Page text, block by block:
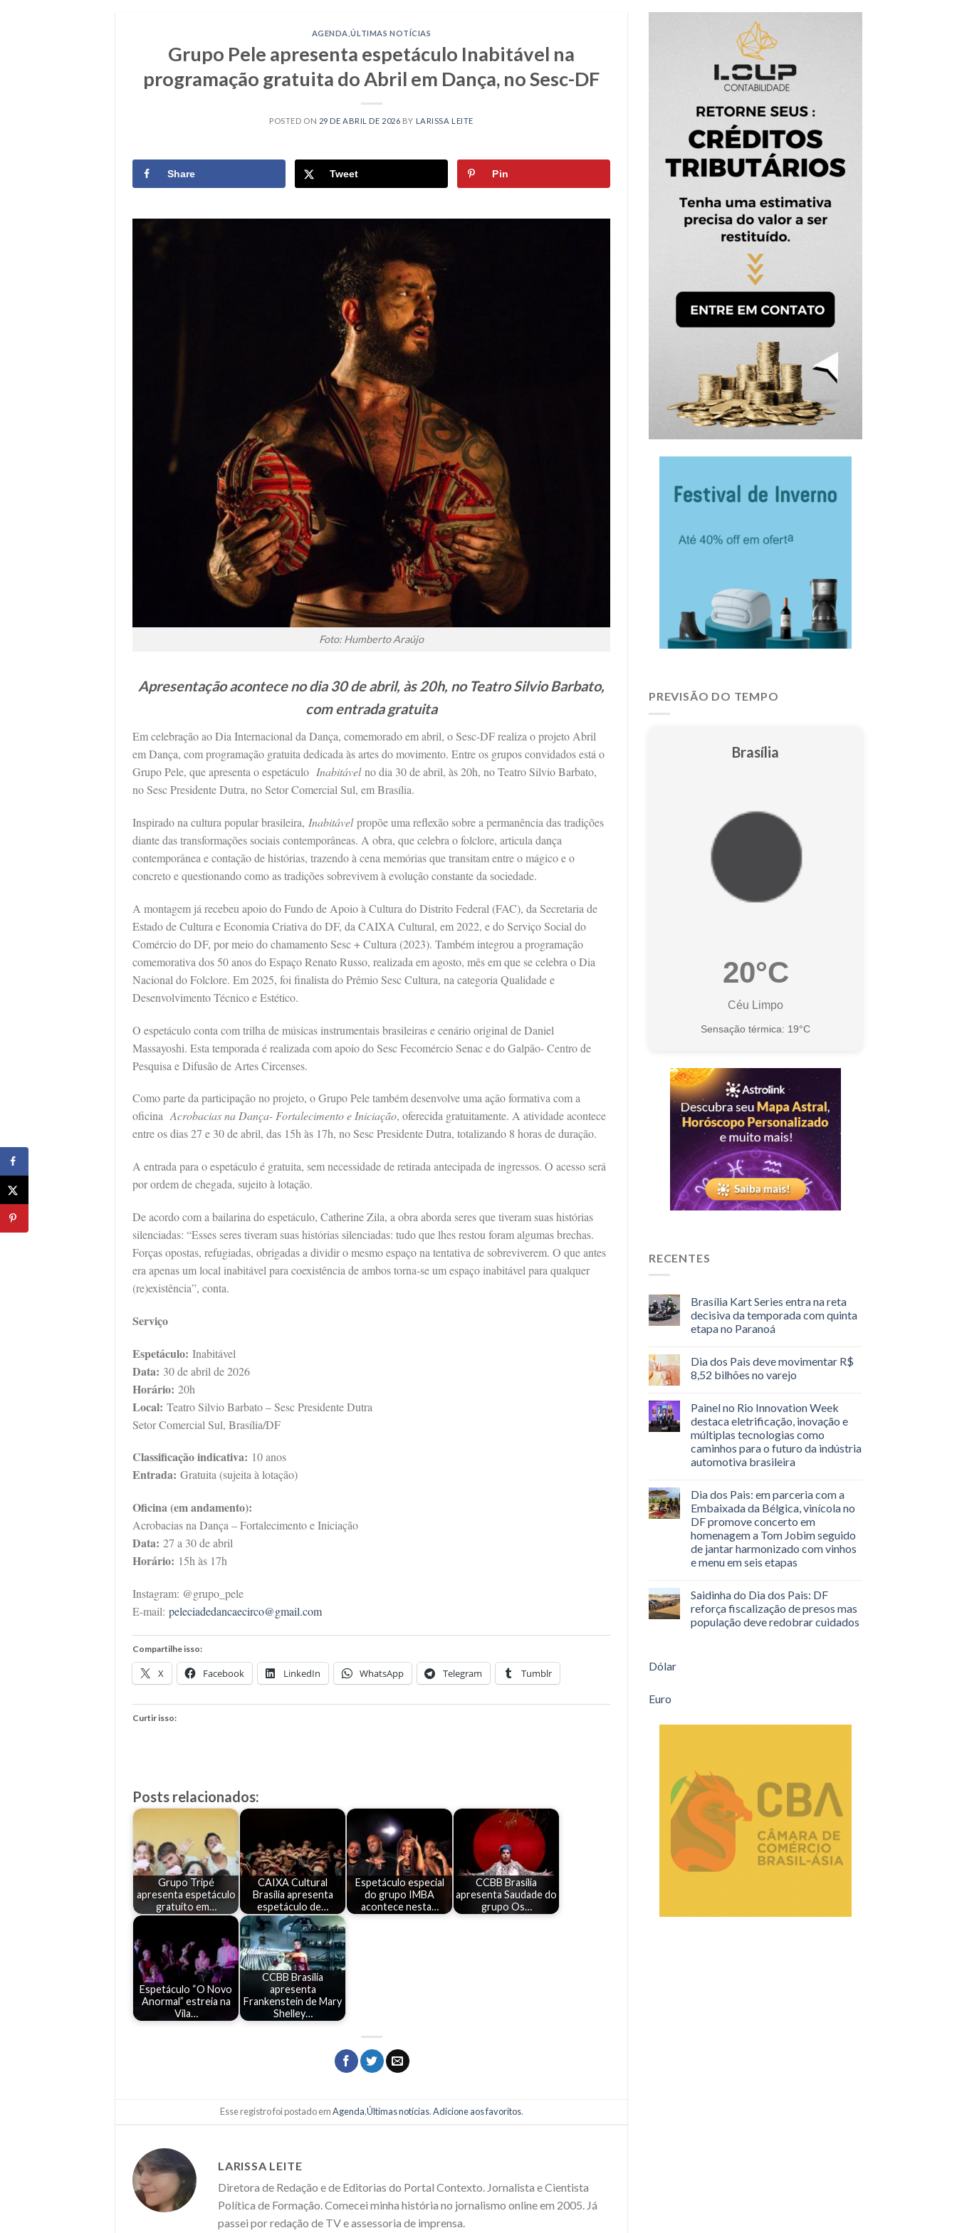
AGENDA ,ÚLTIMAS NOTÍCIAS
Grupo Pele apresenta espetáculo Inabitável na
programação gratuita do Abril em Dança, no Sesc-DF
POSTED ON 29 DE ABRIL DE 2026 BY LARISSA LEITE
Share Tweet Pin
Foto: Humberto Araújo
Apresentação acontece no dia 30 de abril, às 20h, no Teatro Silvio Barbato,
com entrada gratuita
Em celebração ao Dia Internacional da Dança, comemorado em abril, o Sesc-DF realiza o projeto Abril
em Dança, com programação gratuita dedicada às artes do movimento. Entre os grupos convidados está o
Grupo Pele, que apresenta o espetáculo Inabitávelno dia 30 de abril, às 20h, no Teatro Silvio Barbato,
no Sesc Presidente Dutra, no Setor Comercial Sul, em Brasília.
Inspirado na cultura popular brasileira, Inabitávelpropõe uma reflexão sobre a permanência das tradições
diante das transformações sociais contemporâneas. A obra, que celebra o folclore, articula dança
contemporânea e contação de histórias, trazendo à cena memórias que transitam entre o mágico e o
concreto e questionando como as tradições sobrevivem à evolução constante da sociedade.
A montagem já recebeu apoio do Fundo de Apoio à Cultura do Distrito Federal (FAC), da Secretaria de
Estado de Cultura e Economia Criativa do DF, da CAIXA Cultural, em 2022, e do Serviço Social do
Comércio do DF, por meio do chamamento Sesc + Cultura (2023). Também integrou a programação
comemorativa dos 50 anos do Espaço Renato Russo, realizada em agosto, mês em que se celebra o Dia
Nacional do Folclore. Em 2025, foi finalista do Prêmio Sesc Cultura, na categoria Qualidade e
Desenvolvimento Técnico e Estético.
O espetáculo conta com trilha de músicas instrumentais brasileiras e cenário original de Daniel
Massayoshi. Esta temporada é realizada com apoio do Sesc Fecomércio Senac e do Galpão- Centro de
Pesquisa e Difusão de Artes Circenses.
Como parte da participação no projeto, o Grupo Pele também desenvolve uma ação formativa com a
oficinaAcrobacias na Dança- Fortalecimento e Iniciação, oferecida gratuitamente. A atividade acontece
entre os dias 27 e 30 de abril, das 15h às 17h, no Sesc Presidente Dutra, totalizando 8 horas de duração.
A entrada para o espetáculo é gratuita, sem necessidade de retirada antecipada de ingressos. O acesso será
por ordem de chegada, sujeito à lotação.
De acordo com a bailarina do espetáculo, Catherine Zila, a obra aborda seres que tiveram suas histórias
silenciadas: “Esses seres tiveram suas histórias silenciadas: tudo que lhes restou foram algumas brechas.
Forças opostas, refugiadas, obrigadas a dividir o mesmo espaço na tentativa de sobreviverem. O que antes
era apenas um local inabitável para coexistência de ambos torna-se um espaço inabitável para qualquer
(re)existência”, conta.
Serviço
Espetáculo: Inabitável
Data: 30 de abril de 2026
Horário: 20h
Local: Teatro Silvio Barbato – Sesc Presidente Dutra
Setor Comercial Sul, Brasília/DF
Classificação indicativa: 10 anos
Entrada: Gratuita (sujeita à lotação)
Oficina (em andamento):
Acrobacias na Dança – Fortalecimento e Iniciação
Data: 27 a 30 de abril
Horário: 15h às 17h
Instagram: @grupo_pele
E-mail: peleciadedancaecirco@gmail.com
Compartilhe isso:
X Facebook LinkedIn WhatsApp Telegram Tumblr
Curtir isso:
Posts relacionados:
Grupo Tripé
apresenta espetáculo
gratuito em…
CAIXA Cultural
Brasília apresenta
espetáculo de…
Espetáculo especial
do grupo IMBA
acontece nesta…
CCBB Brasília
apresenta Saudade do
grupo Os…
Espetáculo “O Novo
Anormal” estreia na
Vila…
CCBB Brasília
apresenta
Frankenstein de Mary
Shelley…
Esse registro foi postado emAgenda,Últimas notícias.Adicione aos favoritos.
LARISSA LEITE
Diretora de Redação e de Editorias do Portal Contexto. Jornalista e Cientista
Política de Formação. Comecei minha história no jornalismo online em 2005. Já
passei por redação de TV e assessoria de imprensa.
PREVISÃO DO TEMPO
Brasília
20°C
Céu Limpo
Sensação térmica: 19°C
RECENTES
Brasília Kart Series entra na reta
decisiva da temporada com quinta
etapa no Paranoá
Dia dos Pais deve movimentar R$
8,52 bilhões no varejo
Painel no Rio Innovation Week
destaca eletrificação, inovação e
múltiplas tecnologias como
caminhos para o futuro da indústria
automotiva brasileira
Dia dos Pais: em parceria com a
Embaixada da Bélgica, vinícola no
DF promove concerto em
homenagem a Tom Jobim seguido
de jantar harmonizado com vinhos
e menu em seis etapas
Saidinha do Dia dos Pais: DF
reforça fiscalização de presos mas
população deve redobrar cuidados
Dólar
Euro